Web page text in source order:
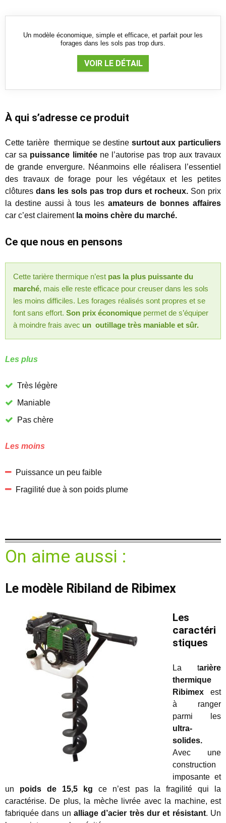
Un modèle économique, simple et efficace, et parfait pour les
forages dans les sols pas trop durs.
VOIR LE DÉTAIL
À qui s’adresse ce produit
Cette tarière thermique se destine surtout aux particuliers
car sa puissance limitéene l’autorise pas trop aux travaux
de grande envergure. Néanmoins elle réalisera l’essentiel
des travaux de forage pour les végétaux et les petites
clôtures dans les sols pas trop durs et rocheux. Son prix
la destine aussi à tous les amateurs de bonnes affaires
car c’est clairementla moins chère du marché.
Ce que nous en pensons
Cette tarière thermique n’est pas la plus puissante du
marché, mais elle reste efficace pour creuser dans les sols
les moins difficiles. Les forages réalisés sont propres et se
font sans effort. Son prix économique permet de s’équiper
à moindre frais avec un outillage très maniable et sûr.
Les plus
Très légère
Maniable
Pas chère
Les moins
Puissance un peu faible
Fragilité due à son poids plume
On aime aussi :
Le modèle Ribiland de Ribimex
Les
caractéri
stiques
La tarière
thermique
Ribimexest
à ranger
parmi les
ultra-
solides.
Avec une
construction
imposante et
un poids de 15,5 kg ce n’est pas la fragilité qui la
caractérise. De plus, la mèche livrée avec la machine, est
fabriquée dans un alliage d’acier très dur et résistant. Un